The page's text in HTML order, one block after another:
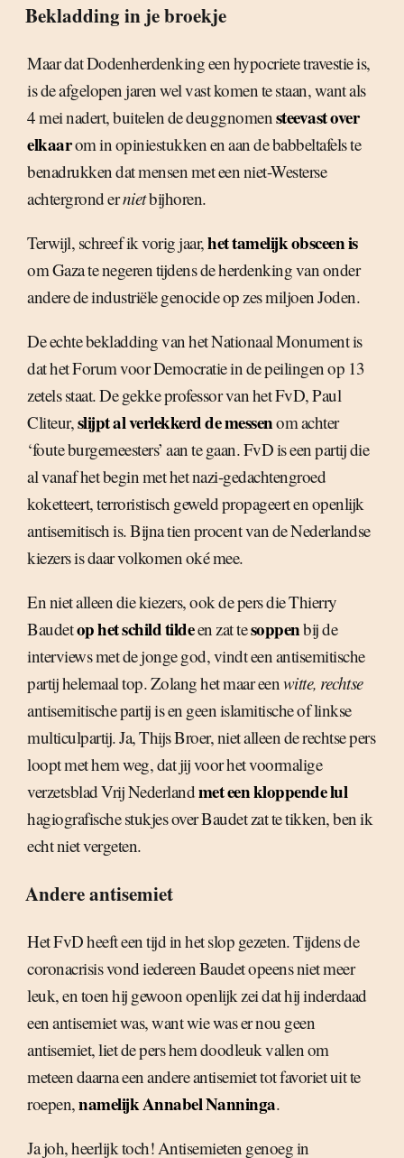
Bekladding in je broekje
Maar dat Dodenherdenking een hypocriete travestie is,
is de afgelopen jaren wel vast komen te staan, want als
4 mei nadert, buitelen de deuggnomensteevast over
elkaarom in opiniestukken en aan de babbeltafels te
benadrukken dat mensen met een niet-Westerse
achtergrond ernietbijhoren.
Terwijl, schreef ik vorig jaar,het tamelijk obsceen is
om Gaza te negeren tijdens de herdenking van onder
andere de industriële genocide op zes miljoen Joden.
De echte bekladding van het Nationaal Monument is
dat het Forum voor Democratie in de peilingen op 13
zetels staat. De gekke professor van het FvD, Paul
Cliteur,slijpt al verlekkerd de messenom achter
‘foute burgemeesters’ aan te gaan. FvD is een partij die
al vanaf het begin met het nazi-gedachtengroed
koketteert, terroristisch geweld propageert en openlijk
antisemitisch is. Bijna tien procent van de Nederlandse
kiezers is daar volkomen oké mee.
En niet alleen die kiezers, ook de pers die Thierry
Baudetop het schild tildeen zat tesoppenbij de
interviews met de jonge god, vindt een antisemitische
partij helemaal top. Zolang het maar eenwitte, rechtse
antisemitische partij is en geen islamitische of linkse
multiculpartij. Ja, Thijs Broer, niet alleen de rechtse pers
loopt met hem weg, dat jij voor het voormalige
verzetsblad Vrij Nederlandmet een kloppende lul
hagiografische stukjes over Baudet zat te tikken, ben ik
echt niet vergeten.
Andere antisemiet
Het FvD heeft een tijd in het slop gezeten. Tijdens de
coronacrisis vond iedereen Baudet opeens niet meer
leuk, en toen hij gewoon openlijk zei dat hij inderdaad
een antisemiet was, want wie was er nou geen
antisemiet, liet de pers hem doodleuk vallen om
meteen daarna een andere antisemiet tot favoriet uit te
roepen,namelijk Annabel Nanninga.
Ja joh, heerlijk toch! Antisemieten genoeg in